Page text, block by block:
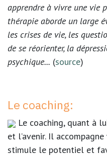
apprendre à vivre une vie
thérapie aborde un large
les crises de vie, les
de se réorienter, la
psychique... (source)
Le coaching:
Le coaching, quant à
et l’avenir. Il
stimule le potentiel et